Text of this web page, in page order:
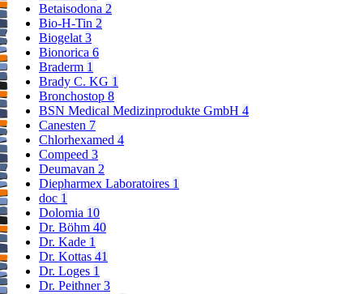
Betaisodona 2
Bio-H-Tin 2
Biogelat3
Bionorica 6
Braderm 1
Brady C. KG 1
Bronchostop 8
BSN Medical Medizinprodukte GmbH 4
Canesten 7
Chlorhexamed 4
Compeed 3
Deumavan 2
Diepharmex Laboratoires 1
doc 1
Dolomia 10
Dr. Böhm 40
Dr. Kade 1
Dr. Kottas 41
Dr. Loges 1
Dr. Peithner3